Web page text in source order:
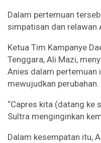
Dalam pertemuan
simpatisan dan relawan
Ketua Tim Kampanye
Tenggara, Ali Mazi,
Anies dalam pertemuan
mewujudkan perubahan.
“Capres kita (datang ke
Sultra menginginkan
Dalam kesempatan itu,